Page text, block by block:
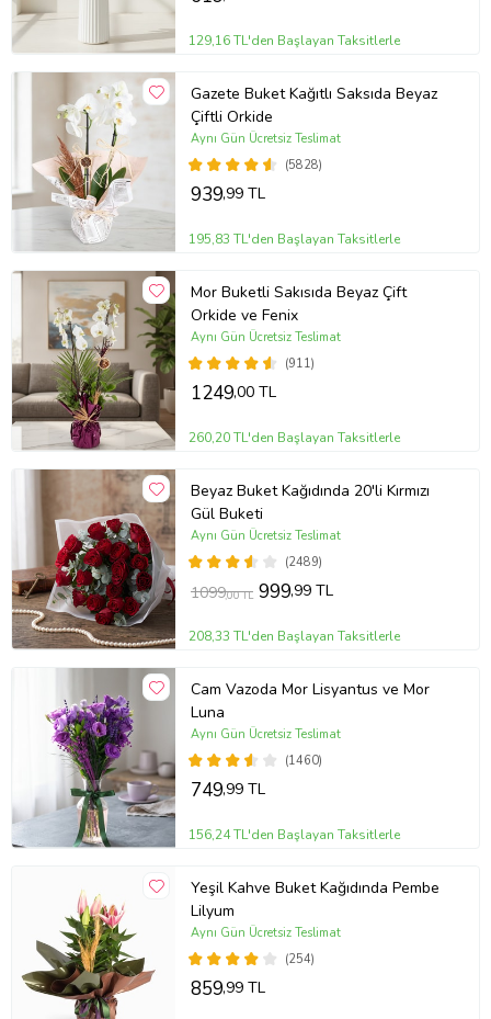
129,16 TL'den Başlayan Taksitlerle
Gazete Buket Kağıtlı Saksıda Beyaz
Çiftli Orkide
(5828)
Aynı Gün Ücretsiz Teslimat
939,99 TL
195,83 TL'den Başlayan Taksitlerle
Mor Buketli Sakısıda Beyaz Çift
Orkide ve Fenix
(911)
Aynı Gün Ücretsiz Teslimat
1249,00 TL
260,20 TL'den Başlayan Taksitlerle
Beyaz Buket Kağıdında 20'li Kırmızı
Gül Buketi
(2489)
Aynı Gün Ücretsiz Teslimat
1099,00 TL 999,99 TL
208,33 TL'den Başlayan Taksitlerle
Cam Vazoda Mor Lisyantus ve Mor
Luna
(1460)
Aynı Gün Ücretsiz Teslimat
749,99 TL
156,24 TL'den Başlayan Taksitlerle
Yeşil Kahve Buket Kağıdında Pembe
Lilyum
(254)
Aynı Gün Ücretsiz Teslimat
859,99 TL